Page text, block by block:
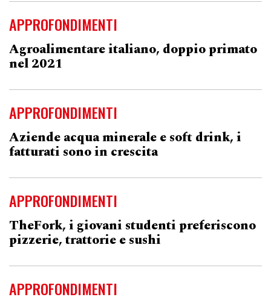
APPROFONDIMENTI
Agroalimentare italiano, doppio primato
nel 2021
APPROFONDIMENTI
Aziende acqua minerale e soft drink, i
fatturati sono in crescita
APPROFONDIMENTI
TheFork, i giovani studenti preferiscono
pizzerie, trattorie e sushi
APPROFONDIMENTI